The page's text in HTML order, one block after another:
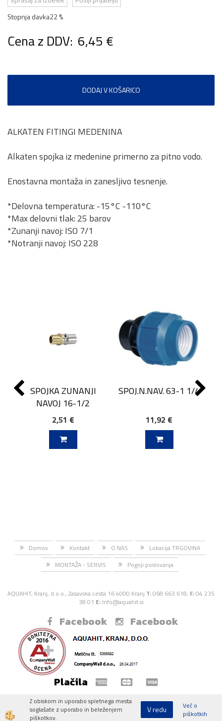
Stopnja davka22 %
Cena z DDV: 6,45 €
DODAJ V KOŠARICO
ALKATEN FITINGI MEDENINA
Alkaten spojka iz medenine primerno za pitno vodo.
Enostavna montaža in zanesljivo tesnenje.
*Delovna temperatura: -15°C -110°C
*Max delovni tlak: 25 barov
*Zunanji navoj: ISO 7/1
*Notranji navoj: ISO 228
SPOJKA ZUNANJI
NAVOJ 16-1/2
2,51 €
SPOJ.N.NAV. 63-1 1/4
11,92 €
Domov Kontakt O NAS
Lokacija TRGOVINA
MONTAŽA - SERVIS
Pogoji poslovanja
AQUAHIT, Kranj, d.o.o., Zasavska cesta 16 4000 Kranj T:068 663 618, F:04 235
38 01 E: Info@aquahit.si
Facebook Facebook
Plačila
Izdelava spletne trgovine
Z obiskom in uporabo spletnega mesta
soglašate z uporabo in beleženjem
piškotkov.
V redu
Več o
piškotkih